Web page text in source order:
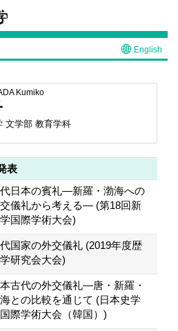
English
Kumiko
文学部 教育学科
表
日本の賓礼―新羅・渤海への
儀礼から考える― (第18回新
国際学術大会)
国家の外交儀礼 (2019年度歴
研究会大会)
古代の外交儀礼―唐・新羅・
との比較を通じて (日本史学
際学術大会（韓国）)